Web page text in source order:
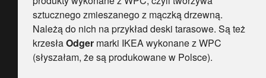
sztucznego zmieszanego z mączką drzewną.
Należą do nich na przykład deski tarasowe. Są też
krzesłaOdger marki IKEA wykonane z WPC
(słyszałam, że są produkowane w Polsce).